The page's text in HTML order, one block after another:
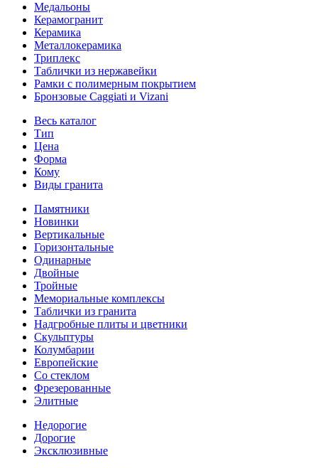
Медальоны
Керамогранит
Керамика
Металлокерамика
Триплекс
Таблички из нержавейки
Рамки с полимерным покрытием
Бронзовые Caggiati и Vizani
Весь каталог
Тип
Цена
Форма
Кому
Виды гранита
Памятники
Новинки
Вертикальные
Горизонтальные
Одинарные
Двойные
Тройные
Мемориальные комплексы
Таблички из гранита
Надгробные плиты и цветники
Скульптуры
Колумбарии
Европейские
Со стеклом
Фрезерованные
Элитные
Недорогие
Дорогие
Эксклюзивные